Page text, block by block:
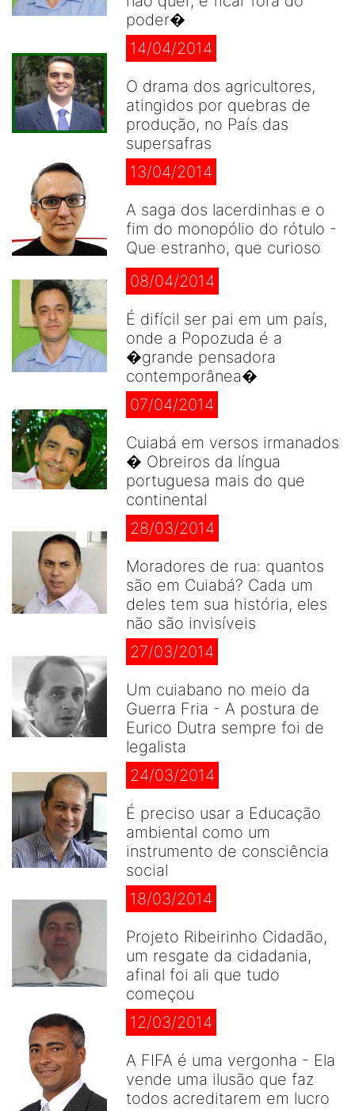
poder�
14/04/2014
O drama dos agricultores,
atingidos por quebras de
produção, no País das
supersafras
13/04/2014
A saga dos lacerdinhas e o
fim do monopólio do rótulo -
Que estranho, que curioso
08/04/2014
É difícil ser pai em um país,
onde a Popozuda é a
�grande pensadora
contemporânea�
07/04/2014
Cuiabá em versos irmanados
� Obreiros da língua
portuguesa mais do que
continental
28/03/2014
Moradores de rua: quantos
são em Cuiabá? Cada um
deles tem sua história, eles
não são invisíveis
27/03/2014
Um cuiabano no meio da
Guerra Fria - A postura de
Eurico Dutra sempre foi de
legalista
24/03/2014
É preciso usar a Educação
ambiental como um
instrumento de consciência
social
18/03/2014
Projeto Ribeirinho Cidadão,
um resgate da cidadania,
afinal foi ali que tudo
começou
12/03/2014
A FIFA é uma vergonha - Ela
vende uma ilusão que faz
todos acreditarem em lucro